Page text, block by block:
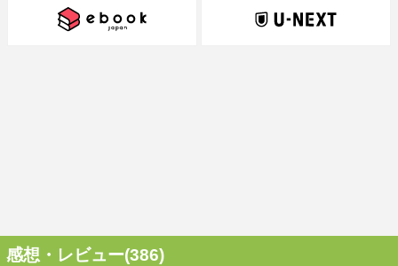
感想・レビュー(386)